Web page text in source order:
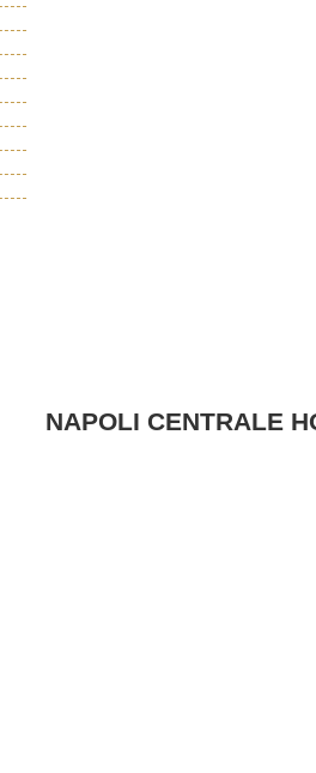
NAPOLI CENTRALE